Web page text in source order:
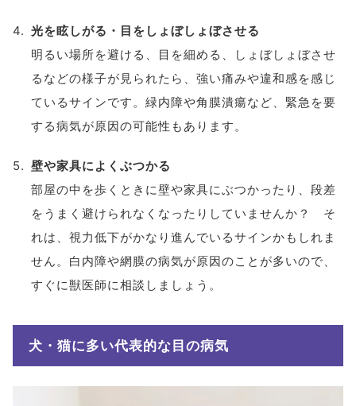
光を眩しがる・目をしょぼしょぼさせる
明るい場所を避ける、目を細める、しょぼしょぼさせ
るなどの様子が見られたら、強い痛みや違和感を感じ
ているサインです。緑内障や角膜潰瘍など、緊急を要
する病気が原因の可能性もあります。
壁や家具によくぶつかる
部屋の中を歩くときに壁や家具にぶつかったり、段差
をうまく避けられなくなったりしていませんか？ そ
れは、視力低下がかなり進んでいるサインかもしれま
せん。白内障や網膜の病気が原因のことが多いので、
すぐに獣医師に相談しましょう。
犬・猫に多い代表的な目の病気